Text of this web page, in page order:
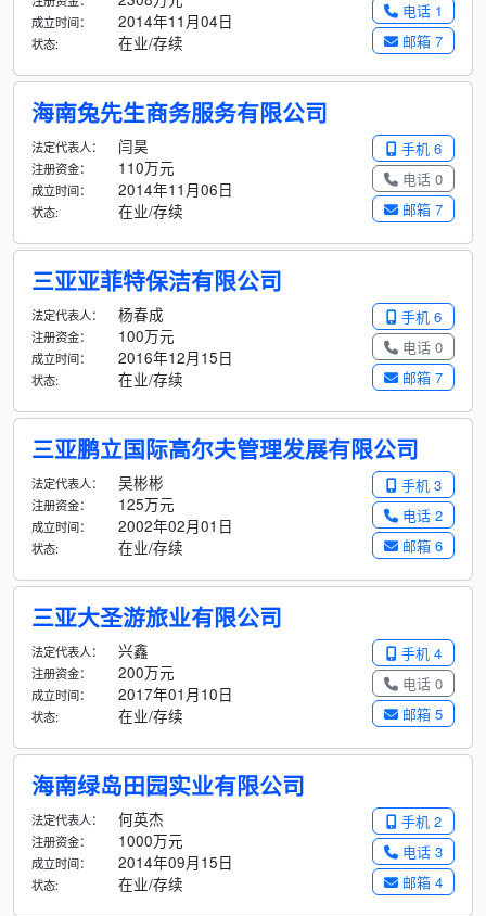
电话 1
邮箱 7
成立时间： 2014年11月04日
状态: 在业/存续
海南兔先生商务服务有限公司
手机 6
电话 0
邮箱 7
法定代表人： 闫昊
注册资金： 110万元
成立时间： 2014年11月06日
状态: 在业/存续
三亚亚菲特保洁有限公司
手机 6
电话 0
邮箱 7
法定代表人： 杨春成
注册资金： 100万元
成立时间： 2016年12月15日
状态: 在业/存续
三亚鹏立国际高尔夫管理发展有限公司
手机 3
电话 2
邮箱 6
法定代表人： 吴彬彬
注册资金： 125万元
成立时间： 2002年02月01日
状态: 在业/存续
三亚大圣游旅业有限公司
手机 4
电话 0
邮箱 5
法定代表人： 兴鑫
注册资金： 200万元
成立时间： 2017年01月10日
状态: 在业/存续
海南绿岛田园实业有限公司
手机 2
电话 3
邮箱 4
法定代表人： 何英杰
注册资金： 1000万元
成立时间： 2014年09月15日
状态: 在业/存续